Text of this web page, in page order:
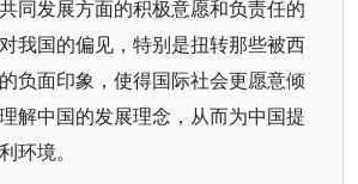
同发展方面的积极意愿和负责任的
我国的偏见，特别是扭转那些被西
负面印象，使得国际社会更愿意倾
解中国的发展理念，从而为中国提
环境。